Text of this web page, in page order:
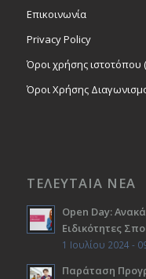
Επικοινωνία
Privacy Policy
Όροι χρήσης ιστοτόπου
Όροι Χρήσης
ΤΕΛΕΥΤΑΙΑ ΝΕΑ
Open Day:
Ειδικότητες
1 Ιουλίου 2024 -
Παράταση